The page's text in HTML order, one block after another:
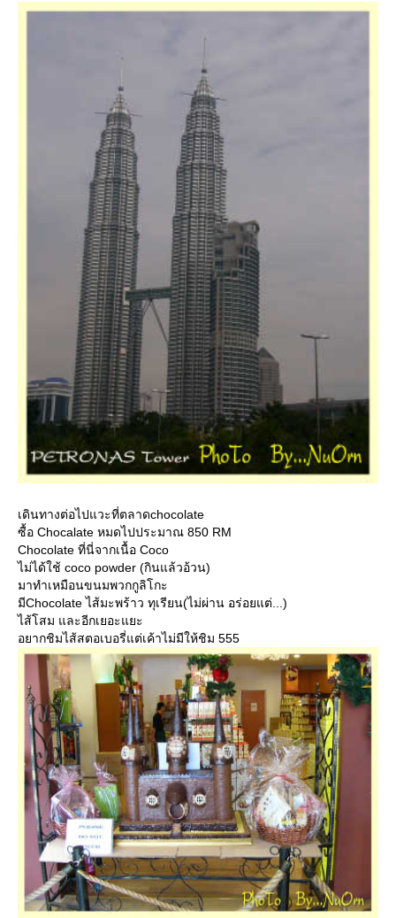
เดินทางต่อไปแวะที่ตลาดchocolate
ซื้อ Chocalate หมดไปประมาณ 850 RM
Chocolate ที่นี่จากเนื้อ Coco
ไม่ได้ใช้ coco powder (กินแล้วอ้วน)
มาทำเหมือนขนมพวกกูลิโกะ
มีChocolate ไส้มะพร้าว ทุเรียน(ไม่ผ่าน อร่อยแต่...)
ไส้โสม และอีกเยอะแยะ
อยากชิมไส้สตอเบอรี่แต่เค้าไม่มีให้ชิม 555